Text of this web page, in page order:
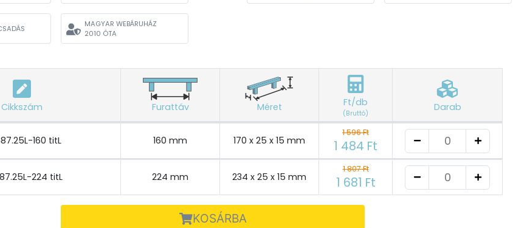
MAGYAR WEBÁRUHÁZ
2010 ÓTA
Cikkszám Furattáv Méret Ft/db
(Bruttó)
Darab
160 titL
1 596 Ft
1 484 Ft
160 mm 170 x 25 x 15 mm
224 titL
1 807 Ft
1 681 Ft
224 mm 234 x 25 x 15 mm
KOSÁRBA